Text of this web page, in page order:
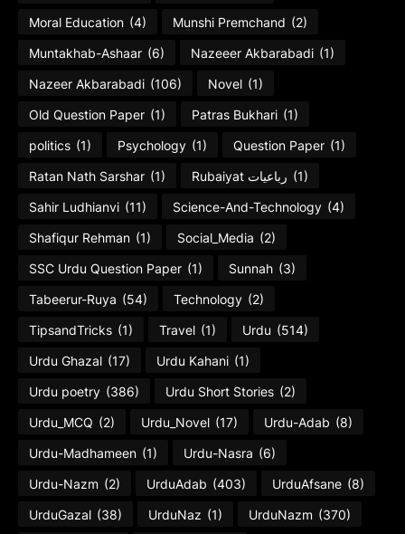
Moral Education (4) Munshi Premchand (2)
Muntakhab-Ashaar (6) Nazeeer Akbarabadi (1)
Nazeer Akbarabadi (106) Novel (1)
Old Question Paper (1) Patras Bukhari (1)
politics (1) Psychology (1) Question Paper (1)
Ratan Nath Sarshar (1) Rubaiyat رباعیات (1)
Sahir Ludhianvi (11) Science-And-Technology (4)
Shafiqur Rehman (1) Social_Media (2)
SSC Urdu Question Paper (1) Sunnah (3)
Tabeerur-Ruya (54) Technology (2)
TipsandTricks (1) Travel (1) Urdu (514)
Urdu Ghazal (17) Urdu Kahani (1)
Urdu poetry (386) Urdu Short Stories (2)
Urdu_MCQ (2) Urdu_Novel (17) Urdu-Adab (8)
Urdu-Madhameen (1) Urdu-Nasra (6)
Urdu-Nazm (2) UrduAdab (403) UrduAfsane (8)
UrduGazal (38) UrduNaz (1) UrduNazm (370)